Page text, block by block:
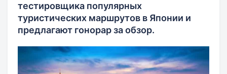
тестировщика популярных
туристических маршрутов в Японии и
предлагают гонорар за обзор.